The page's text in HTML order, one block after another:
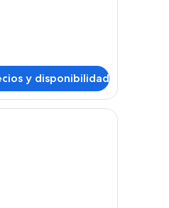
y disponibilidad
una mesa y cabeceros decorativos.
de hotel con dos camas, un